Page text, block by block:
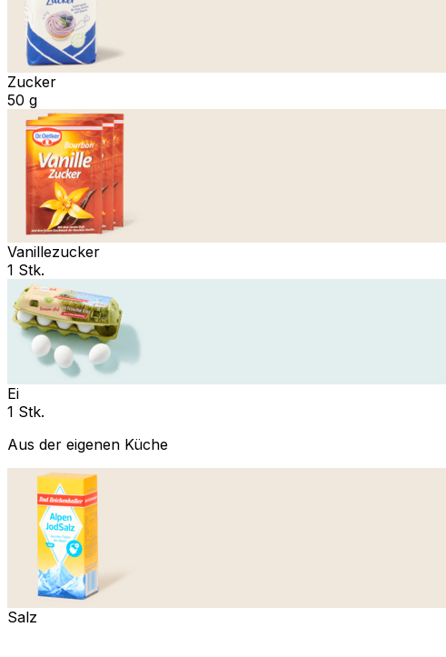
Zucker
50 g
Vanillezucker
1 Stk.
Ei
1 Stk.
Aus der eigenen Küche
Salz